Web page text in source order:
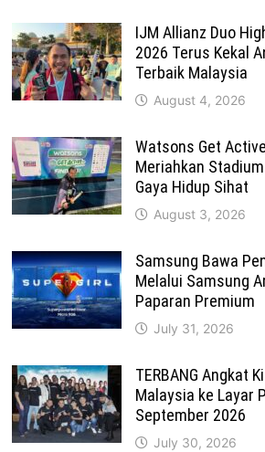
IJM Allianz Duo
2026 Terus Kekal
Terbaik Malaysia
August 4, 2026
Watsons Get
Meriahkan
Gaya Hidup Sihat
August 3, 2026
Samsung Bawa
Melalui Samsung
Paparan Premium
July 31, 2026
TERBANG Angkat
Malaysia ke Layar
September 2026
July 30, 2026